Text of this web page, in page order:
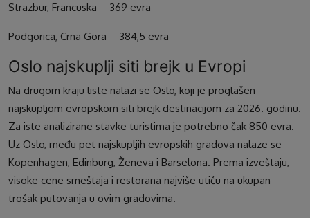
Strazbur, Francuska – 369 evra
Podgorica, Crna Gora – 384,5 evra
Oslo najskuplji siti brejk u Evropi
Na drugom kraju liste nalazi se Oslo, koji je proglašen
najskupljom evropskom siti brejk destinacijom za 2026. godinu.
Za iste analizirane stavke turistima je potrebno čak 850 evra.
Uz Oslo, među pet najskupljih evropskih gradova nalaze se
Kopenhagen, Edinburg, Ženeva i Barselona. Prema izveštaju,
visoke cene smeštaja i restorana najviše utiču na ukupan
trošak putovanja u ovim gradovima.